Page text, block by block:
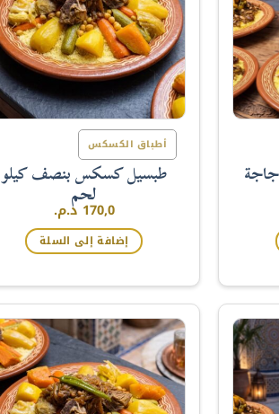
أطباق الكسكس
طبسيل كسكس بنصف كيلو
لحم170,0 د.م.
إضافة إلى السلة